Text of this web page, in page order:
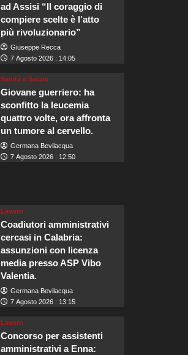
ad Assisi “Il coraggio di
compiere scelte è l’atto
più rivoluzionario”
Giuseppe Recca
7 Agosto 2026 : 14:05
Sanità e Salute
Giovane guerriero: ha
sconfitto la leucemia
quattro volte, ora affronta
un tumore al cervello.
Germana Bevilacqua
7 Agosto 2026 : 12:50
Lavoro
Coadiutori amministrativi
cercasi in Calabria:
assunzioni con licenza
media presso ASP Vibo
Valentia.
Germana Bevilacqua
7 Agosto 2026 : 13:15
Lavoro
Concorso per assistenti
amministrativi a Enna: